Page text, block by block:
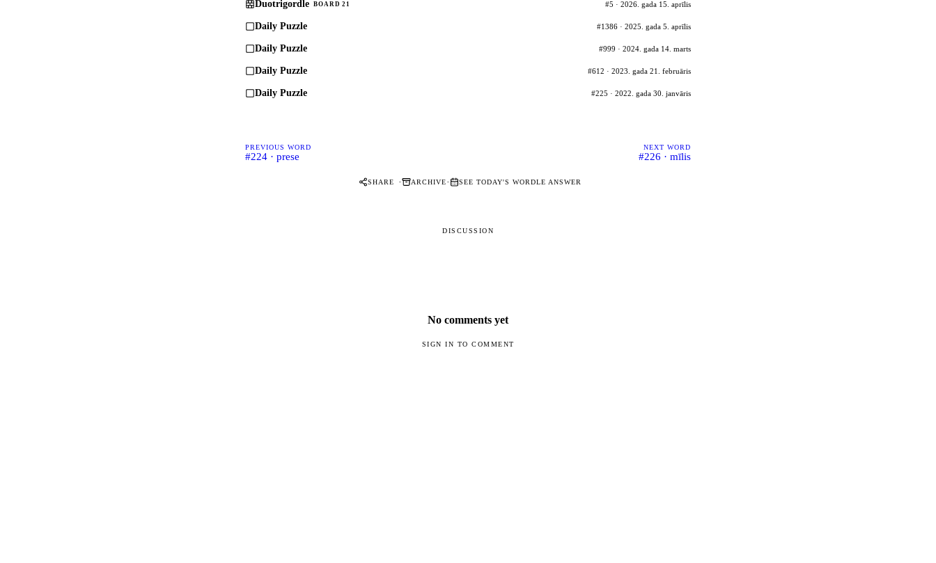
Duotrigordle BOARD 21 #5 · 2026. gada 15. aprīlis
Daily Puzzle #1386 · 2025. gada 5. aprīlis
Daily Puzzle #999 · 2024. gada 14. marts
Daily Puzzle #612 · 2023. gada 21. februāris
Daily Puzzle #225 · 2022. gada 30. janvāris
PREVIOUS WORD
#224 · prese
NEXT WORD
#226 · mīlis
SHARE · ARCHIVE· SEE TODAY'S WORDLE ANSWER
DISCUSSION
No comments yet
SIGN IN TO COMMENT